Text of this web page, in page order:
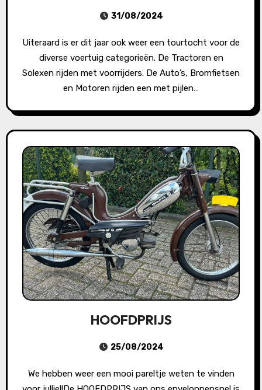
31/08/2024
Uiteraard is er dit jaar ook weer een tourtocht voor de
diverse voertuig categorieën. De Tractoren en
Solexen rijden met voorrijders. De Auto’s, Bromfietsen
en Motoren rijden een met pijlen…
HOOFDPRIJS
25/08/2024
We hebben weer een mooi pareltje weten te vinden